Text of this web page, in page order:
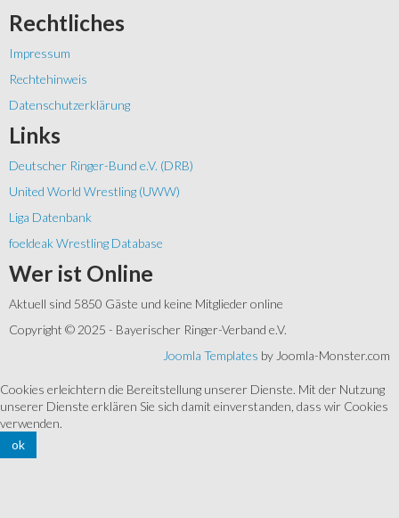
Rechtliches
Impressum
Rechtehinweis
Datenschutzerklärung
Links
Deutscher Ringer-Bund e.V. (DRB)
United World Wrestling (UWW)
Liga Datenbank
foeldeak Wrestling Database
Wer ist Online
Aktuell sind 5850 Gäste und keine Mitglieder online
Copyright © 2025 - Bayerischer Ringer-Verband e.V.
Joomla Templates by Joomla-Monster.com
Cookies erleichtern die Bereitstellung unserer Dienste. Mit der Nutzung
unserer Dienste erklären Sie sich damit einverstanden, dass wir Cookies
verwenden.
ok